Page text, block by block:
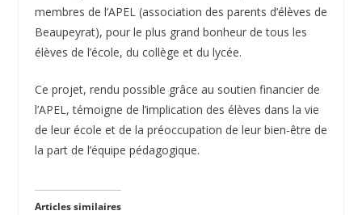
membres de l’APEL (association des parents d’élèves de
Beaupeyrat), pour le plus grand bonheur de tous les
élèves de l’école, du collège et du lycée.
Ce projet, rendu possible grâce au soutien financier de
l’APEL, témoigne de l’implication des élèves dans la vie
de leur école et de la préoccupation de leur bien-être de
la part de l’équipe pédagogique.
Articles similaires